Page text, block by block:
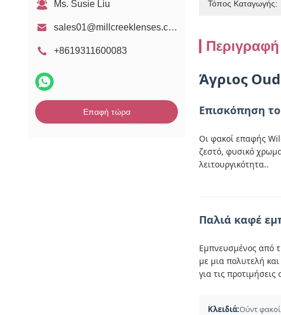
Ms. Susie Liu
sales01@millcreeklenses.com
+8619311600083
Επαφή τώρα
Τόπος Καταγωγής:
Άγριος
Επισκόπηση
Οι φακοί επαφής
ζεστό, φυσικό
λειτουργικότητα..
Παλιά καφέ
Εμπνευσμένος από
με μια πολυτελή
για τις
Κλειδιά:Ούντ